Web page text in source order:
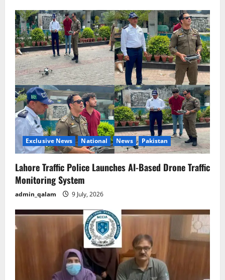
Exclusive News National News Pakistan
Lahore Traffic Police Launches AI-Based Drone Traffic
Monitoring System
admin_qalam 9 July, 2026